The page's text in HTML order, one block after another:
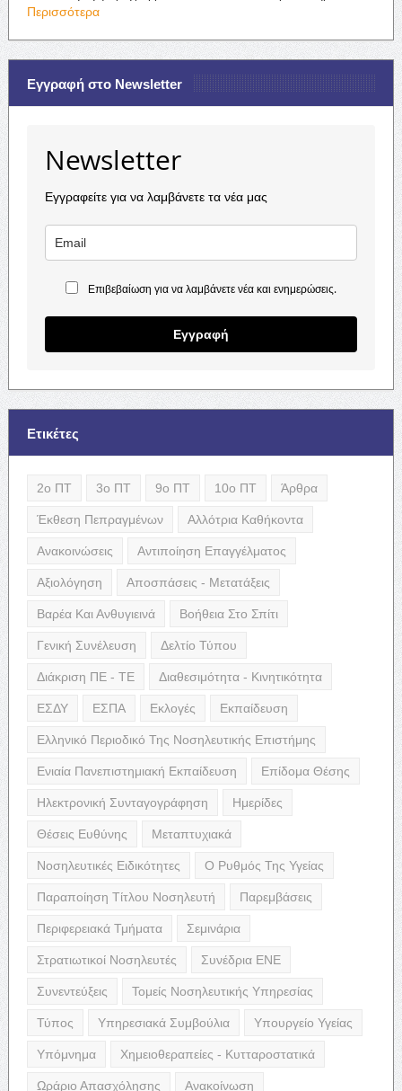
Περισσότερα
Εγγραφή στο Newsletter
Newsletter
Εγγραφείτε για να λαμβάνετε τα νέα μας
Επιβεβαίωση για να λαμβάνετε νέα και ενημερώσεις.
Εγγραφή
Ετικέτες
2ο ΠΤ 3ο ΠΤ 9ο ΠΤ 10ο ΠΤ Άρθρα
Έκθεση Πεπραγμένων Αλλότρια Καθήκοντα
Ανακοινώσεις Αντιποίηση Επαγγέλματος
Αξιολόγηση Αποσπάσεις - Μετατάξεις
Βαρέα Και Ανθυγιεινά Βοήθεια Στο Σπίτι
Γενική Συνέλευση Δελτίο Τύπου
Διάκριση ΠΕ - ΤΕ Διαθεσιμότητα - Κινητικότητα
ΕΣΔΥ ΕΣΠΑ Εκλογές Εκπαίδευση
Ελληνικό Περιοδικό Της Νοσηλευτικής Επιστήμης
Ενιαία Πανεπιστημιακή Εκπαίδευση Επίδομα Θέσης
Ηλεκτρονική Συνταγογράφηση Ημερίδες
Θέσεις Ευθύνης Μεταπτυχιακά
Νοσηλευτικές Ειδικότητες Ο Ρυθμός Της Υγείας
Παραποίηση Τίτλου Νοσηλευτή Παρεμβάσεις
Περιφερειακά Τμήματα Σεμινάρια
Στρατιωτικοί Νοσηλευτές Συνέδρια ΕΝΕ
Συνεντεύξεις Τομείς Νοσηλευτικής Υπηρεσίας
Τύπος Υπηρεσιακά Συμβούλια Υπουργείο Υγείας
Υπόμνημα Χημειοθεραπείες - Κυτταροστατικά
Ωράριο Απασχόλησης Ανακοίνωση